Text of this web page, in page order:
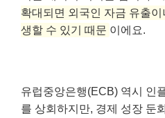
확대되면 외국인 자금 유출
생할 수 있기 때문 이에요.
유럽중앙은행(ECB) 역시 인
를 상회하지만, 경제 성장 둔